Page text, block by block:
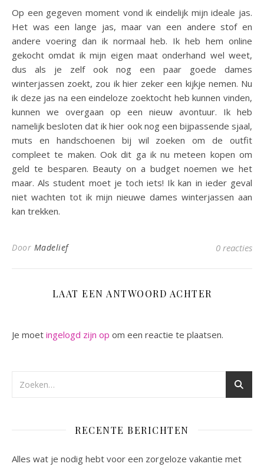
Op een gegeven moment vond ik eindelijk mijn ideale jas.
Het was een lange jas, maar van een andere stof en
andere voering dan ik normaal heb. Ik heb hem online
gekocht omdat ik mijn eigen maat onderhand wel weet,
dus als je zelf ook nog een paar goede dames
winterjassen zoekt, zou ik hier zeker een kijkje nemen. Nu
ik deze jas na een eindeloze zoektocht heb kunnen vinden,
kunnen we overgaan op een nieuw avontuur. Ik heb
namelijk besloten dat ik hier ook nog een bijpassende sjaal,
muts en handschoenen bij wil zoeken om de outfit
compleet te maken. Ook dit ga ik nu meteen kopen om
geld te besparen. Beauty on a budget noemen we het
maar. Als student moet je toch iets! Ik kan in ieder geval
niet wachten tot ik mijn nieuwe dames winterjassen aan
kan trekken.
Door Madelief 0 reacties
LAAT EEN ANTWOORD ACHTER
Je moet ingelogd zijn op om een reactie te plaatsen.
RECENTE BERICHTEN
Alles wat je nodig hebt voor een zorgeloze vakantie met